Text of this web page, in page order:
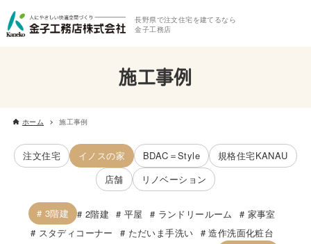
長野県で注文住宅を建てるなら
金子工務店
施工事例
ホーム 施工事例
注文住宅 イノスの家 BDAC＝Style
規格住宅KANAU
店舗
リノベーション
3階建 2階建 平屋 ランドリールーム
家事室
スタディコーナー
ただいま手洗い
造作洗面化粧台